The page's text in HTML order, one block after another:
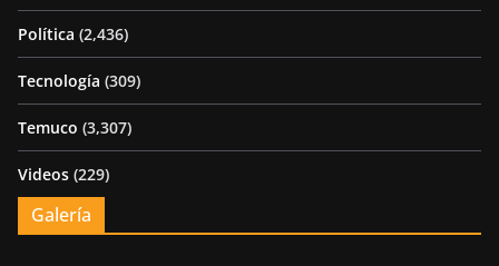
Política (2,436)
Tecnología (309)
Temuco (3,307)
Videos (229)
Galería